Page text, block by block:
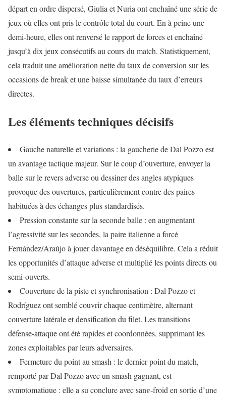
départ en ordre dispersé, Giulia et Nuria ont enchaîné une série de
jeux où elles ont pris le contrôle total du court. En à peine une
demi‑heure, elles ont renversé le rapport de forces et enchaîné
jusqu’à dix jeux consécutifs au cours du match. Statistiquement,
cela traduit une amélioration nette du taux de conversion sur les
occasions de break et une baisse simultanée du taux d’erreurs
directes.
Les éléments techniques décisifs
Gauche naturelle et variations : la gaucherie de Dal Pozzo est
un avantage tactique majeur. Sur le coup d’ouverture, envoyer la
balle sur le revers adverse ou dessiner des angles atypiques
provoque des ouvertures, particulièrement contre des paires
habituées à des échanges plus standardisés.
Pression constante sur la seconde balle : en augmentant
l’agressivité sur les secondes, la paire italienne a forcé
Fernández/Araújo à jouer davantage en déséquilibre. Cela a réduit
les opportunités d’attaque adverse et multiplié les points directs ou
semi‑ouverts.
Couverture de la piste et synchronisation : Dal Pozzo et
Rodríguez ont semblé couvrir chaque centimètre, alternant
couverture latérale et densification du filet. Les transitions
défense‑attaque ont été rapides et coordonnées, supprimant les
zones exploitables par leurs adversaires.
Fermeture du point au smash : le dernier point du match,
remporté par Dal Pozzo avec un smash gagnant, est
symptomatique : elle a su conclure avec sang‑froid en sortie d’une